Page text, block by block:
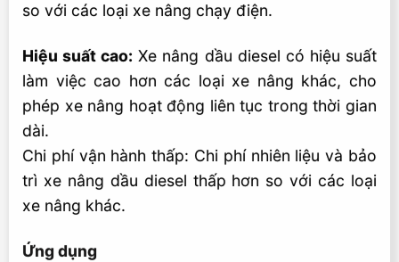
so với các loại xe nâng chạy điện.
Hiệu suất cao: Xe nâng dầu diesel có hiệu suất
làm việc cao hơn các loại xe nâng khác, cho
phép xe nâng hoạt động liên tục trong thời gian
dài.
Chi phí vận hành thấp: Chi phí nhiên liệu và bảo
trì xe nâng dầu diesel thấp hơn so với các loại
xe nâng khác.
Ứng dụng